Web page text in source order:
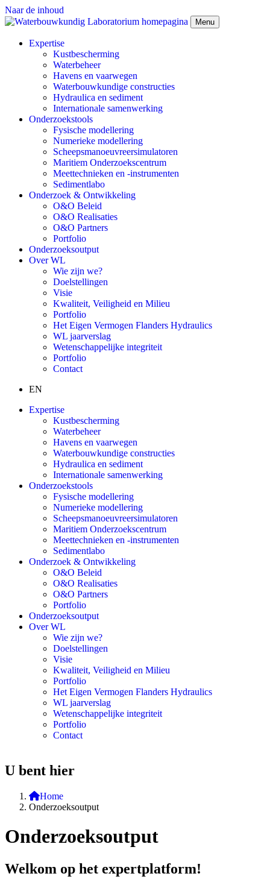
Naar de inhoud
Menu
Expertise
Kustbescherming
Waterbeheer
Havens en vaarwegen
Waterbouwkundige constructies
Hydraulica en sediment
Internationale samenwerking
Onderzoekstools
Fysische modellering
Numerieke modellering
Scheepsmanoeuvreersimulatoren
Maritiem Onderzoekscentrum
Meettechnieken en -instrumenten
Sedimentlabo
Onderzoek & Ontwikkeling
O&O Beleid
O&O Realisaties
O&O Partners
Portfolio
Onderzoeksoutput
Over WL
Wie zijn we?
Doelstellingen
Visie
Kwaliteit, Veiligheid en Milieu
Portfolio
Het Eigen Vermogen Flanders Hydraulics
WL jaarverslag
Wetenschappelijke integriteit
Portfolio
Contact
EN
Expertise
Kustbescherming
Waterbeheer
Havens en vaarwegen
Waterbouwkundige constructies
Hydraulica en sediment
Internationale samenwerking
Onderzoekstools
Fysische modellering
Numerieke modellering
Scheepsmanoeuvreersimulatoren
Maritiem Onderzoekscentrum
Meettechnieken en -instrumenten
Sedimentlabo
Onderzoek & Ontwikkeling
O&O Beleid
O&O Realisaties
O&O Partners
Portfolio
Onderzoeksoutput
Over WL
Wie zijn we?
Doelstellingen
Visie
Kwaliteit, Veiligheid en Milieu
Portfolio
Het Eigen Vermogen Flanders Hydraulics
WL jaarverslag
Wetenschappelijke integriteit
Portfolio
Contact
U bent hier
Home
Onderzoeksoutput
Onderzoeksoutput
Welkom op het expertplatform!